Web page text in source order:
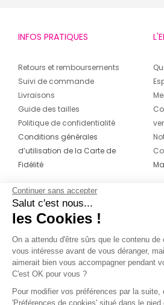
INFOS PRATIQUES
Retours et remboursements
Suivi de commande
Livraisons
Guide des tailles
Politique de confidentialité
Conditions générales
d’utilisation de la Carte de
Fidélité
CONTACT
04 42 20 78 42
Du lundi au jeudi de 8h30 à 16h30 & le
vendredi de 8h30 à 15h30
Continuer sans accepter
Salut c'est nous...
les Cookies !
On a attendu d'être sûrs que le contenu de
vous intéresse avant de vous déranger,
aimerait bien vous accompagner pendant
C'est OK pour vous ?
Pour modifier vos préférences par la suite,
'Préférences de cookies' situé dans le pied